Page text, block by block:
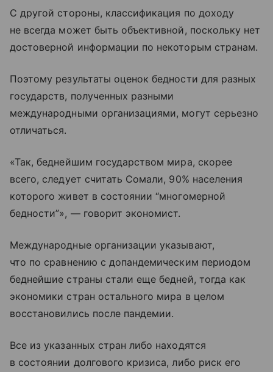
С другой стороны, классификация по доходу
не всегда может быть объективной, поскольку нет
достоверной информации по некоторым странам.
Поэтому результаты оценок бедности для разных
государств, полученных разными
международными организациями, могут серьезно
отличаться.
«Так, беднейшим государством мира, скорее
всего, следует считать Сомали, 90% населения
которого живет в состоянии “многомерной
бедности”», — говорит экономист.
Международные организации указывают,
что по сравнению с допандемическим периодом
беднейшие страны стали еще бедней, тогда как
экономики стран остального мира в целом
восстановились после пандемии.
Все из указанных стран либо находятся
в состоянии долгового кризиса, либо риск его